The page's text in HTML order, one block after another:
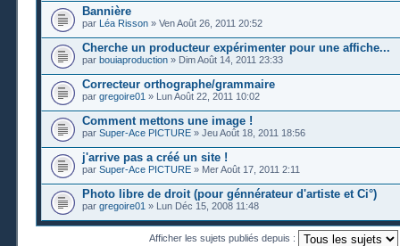
Bannière
par Léa Risson » Ven Août 26, 2011 20:52
Cherche un producteur expérimenter pour une affiche...
par bouiaproduction » Dim Août 14, 2011 23:33
Correcteur orthographe/grammaire
par gregoire01 » Lun Août 22, 2011 10:02
Comment mettons une image !
par Super-Ace PICTURE » Jeu Août 18, 2011 18:56
j'arrive pas a créé un site !
par Super-Ace PICTURE » Mer Août 17, 2011 2:11
Photo libre de droit (pour génnérateur d'artiste et Ci°)
par gregoire01 » Lun Déc 15, 2008 11:48
Afficher les sujets publiés depuis :